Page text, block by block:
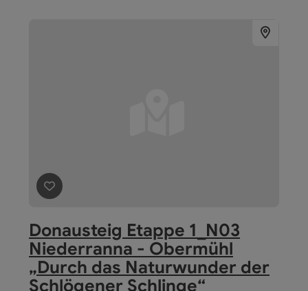
Beitrag merken
Donausteig Etappe 1_N03
Niederranna - Obermühl
„Durch das Naturwunder der
Schlögener Schlinge“